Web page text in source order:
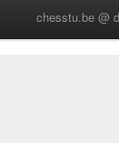
chesstu.be @